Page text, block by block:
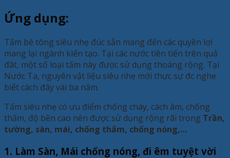
Ứng dụng:
Tấm bê tông siêu nhẹ đúc sẵn mang đến các quyền lợi
mang lại ngành kiến tạo. Tại các nước tiên tiến trên quả
đât, một số loại tấm này được sử dụng thoáng rộng. Tại
Nước Ta, nguyên vật liệu siêu nhẹ mới thực sự đc nghe
biết cách đây vài ba năm.
Tấm siêu nhẹ có ưu điểm chống cháy, cách âm, chống
thấm, độ bền cao nên được sử dụng rộng rãi trong Trần,
tường, sàn, mái, chống thấm, chống nóng,…
1. Làm Sàn, Mái chống nóng, đi êm tuyệt vời